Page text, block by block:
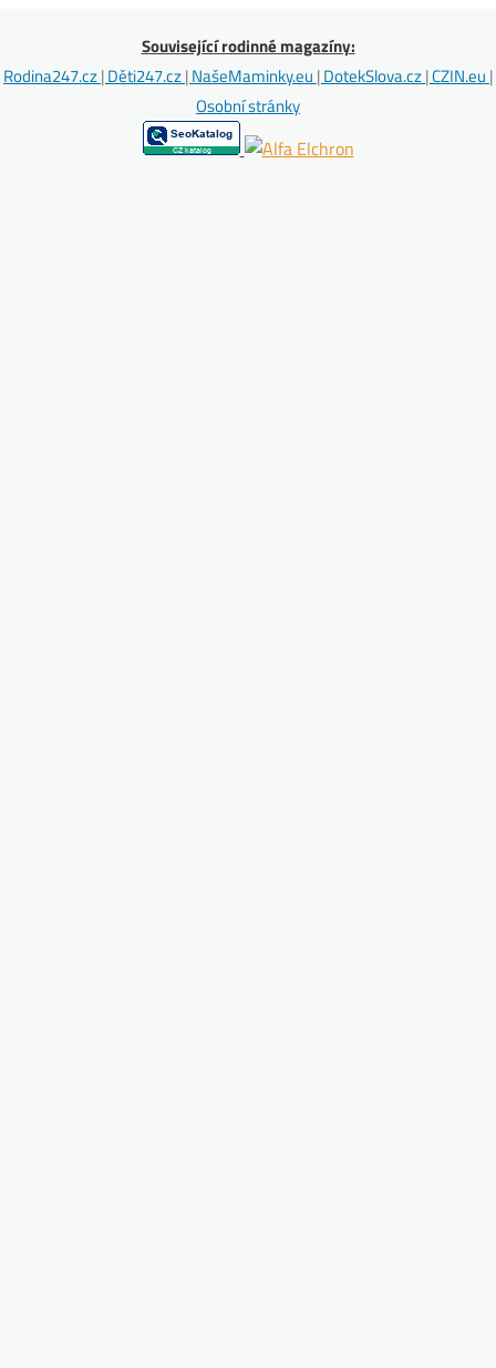
Související rodinné magazíny:
Rodina247.cz|Děti247.cz|NašeMaminky.eu |DotekSlova.cz|CZIN.eu |
Osobní stránky